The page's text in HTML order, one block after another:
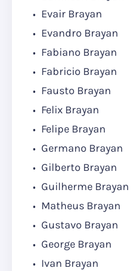
Evair Brayan
Evandro Brayan
Fabiano Brayan
Fabricio Brayan
Fausto Brayan
Felix Brayan
Felipe Brayan
Germano Brayan
Gilberto Brayan
Guilherme Brayan
Matheus Brayan
Gustavo Brayan
George Brayan
Ivan Brayan